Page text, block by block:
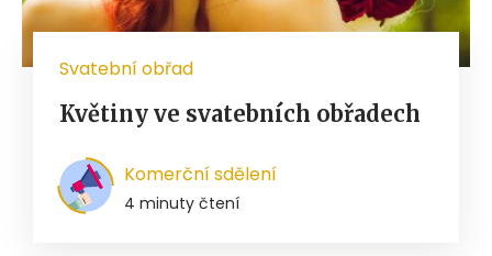
Svatební obřad
Květiny ve svatebních obřadech
Komerční sdělení
4 minuty čtení